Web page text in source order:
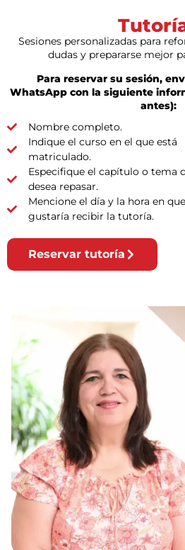
Sesiones personalizadas para
dudas y prepararse mejor
Para reservar su sesión,
WhatsApp con la siguiente
antes):
Nombre completo.
Indique el curso en el que está
matriculado.
Especifique el capítulo o tema
desea repasar.
Mencione el día y la hora en
gustaría recibir la tutoría.
Reservar tutoría